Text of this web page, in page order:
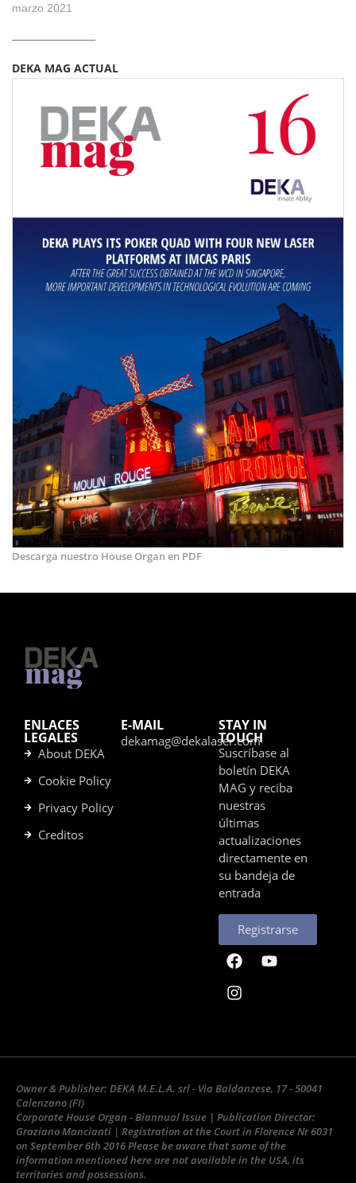
marzo 2021
DEKA MAG ACTUAL
Descarga nuestro House Organ en PDF
ENLACES
LEGALES
About DEKA
Cookie Policy
Privacy Policy
Creditos
E-MAIL
dekamag@dekalaser.com
STAY IN
TOUCH
Suscríbase al
boletín DEKA
MAG y reciba
nuestras
últimas
actualizaciones
directamente en
su bandeja de
entrada
Registrarse
Owner & Publisher: DEKA M.E.L.A. srl - Via Baldanzese, 17 - 50041
Calenzano (FI)
Corporate House Organ - Biannual Issue | Publication Director:
Graziano Mancianti | Registration at the Court in Florence Nr 6031
on September 6th 2016 Please be aware that some of the
information mentioned here are not available in the USA, its
territories and possessions.